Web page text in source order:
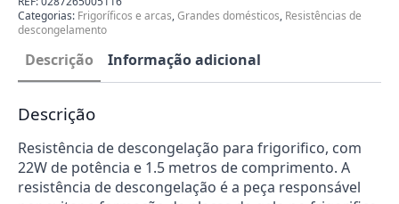
22W
1.5MT
Categorias: Frigoríficos e arcas,Grandes domésticos, Resistências de
descongelamento
Descrição Informação adicional
Descrição
Resistência de descongelação para frigorifico, com
22W de potência e 1.5 metros de comprimento. A
resistência de descongelação é a peça responsável